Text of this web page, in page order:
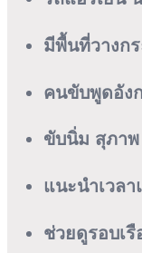
มีพื้นที่วางกร
คนขับพูดอัง
ขับนิ่ม สุภาพ
แนะนำเวล
ช่วยดูรอบเรื